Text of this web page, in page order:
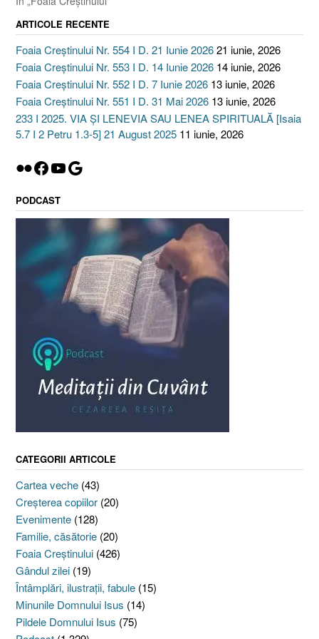
ARTICOLE RECENTE
Foaia Creștinului Nr. 554 I D. 21 Iunie 202621 iunie, 2026
Foaia Creștinului Nr. 553 I D. 14 Iunie 2026 14 iunie, 2026
Foaia Creștinului Nr. 552 I D. 7 Iunie 2026 13 iunie, 2026
Foaia Creștinului Nr. 551 I D. 31 Mai 2026 13 iunie, 2026
233 I 2025. VIA ȘI LENEVIA SAU LENEA SPIRITUALĂ [Isaia
5.7 I 2 Petru 1.3-5] 21 August 2025 11 iunie, 2026
Flickr
Facebook
YouTube
Google
PODCAST
CATEGORII ARTICOLE
Cartea veche (43)
Creşterea copiilor (20)
Evenimente (128)
Familie, căsătorie (20)
Foaia Creştinului (426)
Gândul zilei (19)
Întâmplări, ilustraţii, fabule (15)
Minunile Domnului Isus (14)
Pildele Domnului Isus (75)